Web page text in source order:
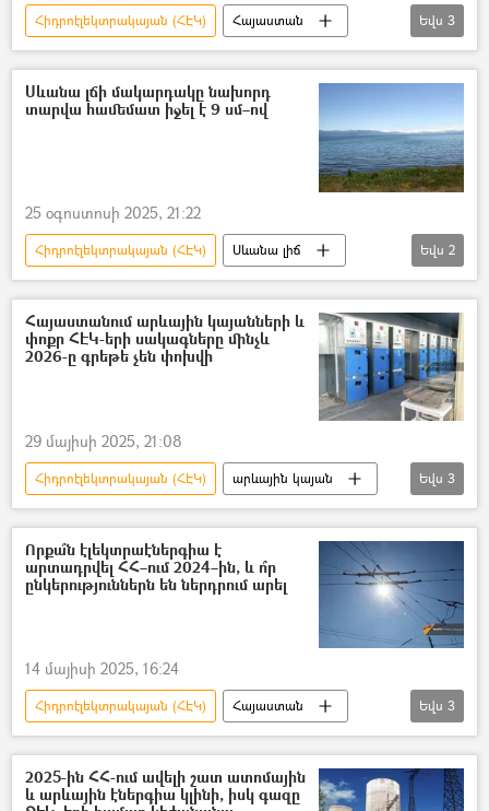
Հիդրոէլեկտրակայան (ՀԷԿ)
Հայաստան
Դիակ
Ջերմուկ փրկարար
Եվս 3
Սևանա լճի մակարդակը նախորդ
տարվա համեմատ իջել է 9 սմ–ով
25 օգոստոսի 2025, 21:22
Հիդրոէլեկտրակայան (ՀԷԿ)
Սևանա լիճ
ջուր
ոռոգում
Եվս 2
Հայաստանում արևային կայանների և
փոքր ՀԷԿ-երի սակագները մինչև
2026-ը գրեթե չեն փոխվի
29 մայիսի 2025, 21:08
Հիդրոէլեկտրակայան (ՀԷԿ)
արևային կայան
Սակագին
հողմակայան
Հանրային ծառայությունները կարգավորող հանձնաժողով (ՀԾԿՀ)
Եվս 3
Որքա՞ն էլեկտրաէներգիա է
արտադրվել ՀՀ–ում 2024–ին, և ո՞ր
ընկերություններն են ներդրում արել
14 մայիսի 2025, 16:24
Հիդրոէլեկտրակայան (ՀԷԿ)
Հայաստան
էլեկտրաէներգիա
արևային կայան
Մեսրոպ Մեսրոպյան
Եվս 3
2025-ին ՀՀ-ում ավելի շատ ատոմային
և արևային էներգիա կլինի, իսկ գազը